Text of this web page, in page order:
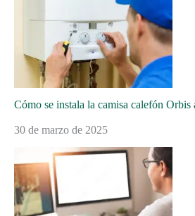
Cómo se instala la camisa calefón Orbis
30 de marzo de 2025